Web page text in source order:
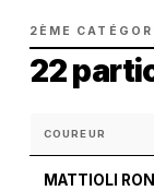
2ÈME
22
COUREUR
MATTIOLI